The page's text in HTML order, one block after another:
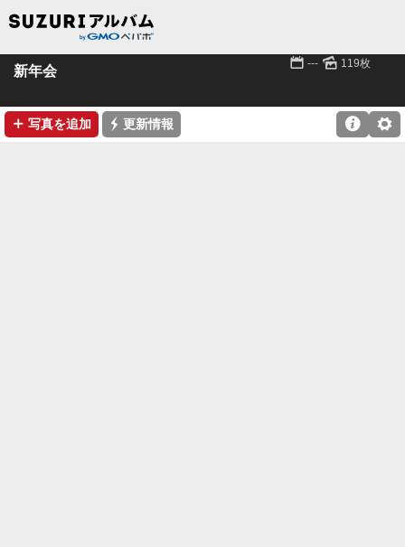
新年会 📅 --- 🌄 119枚
➕ 写真を追加 ⚡ 更新情報 ⚙
